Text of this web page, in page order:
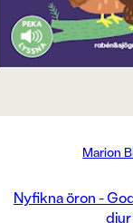
Marion
Nyfikna öron -
djur